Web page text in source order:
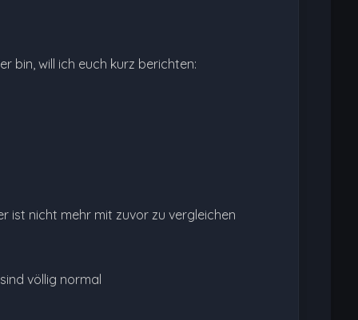
bin, will ich euch kurz berichten:
ist nicht mehr mit zuvor zu vergleichen
völlig normal